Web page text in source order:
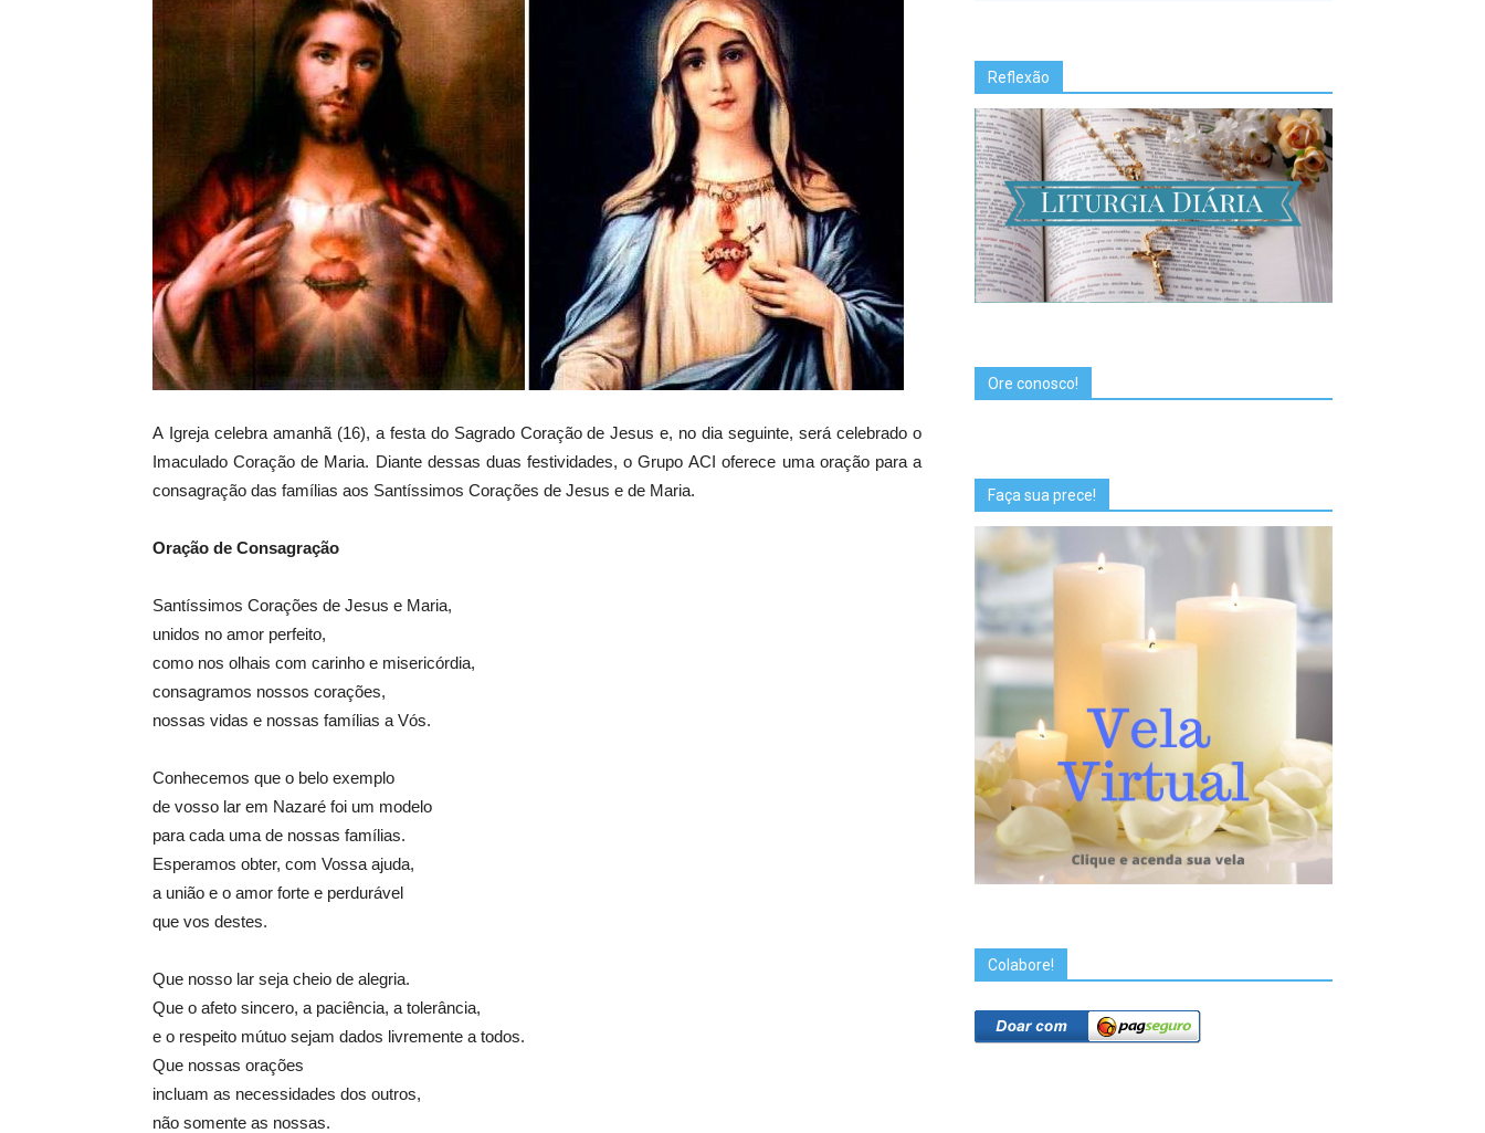
A Igreja celebra amanhã (16), a festa do Sagrado Coração de Jesus e, no dia seguinte, será celebrado o
Imaculado Coração de Maria. Diante dessas duas festividades, o Grupo ACI oferece uma oração para a
consagração das famílias aos Santíssimos Corações de Jesus e de Maria.
Oração de Consagração
Santíssimos Corações de Jesus e Maria,
unidos no amor perfeito,
como nos olhais com carinho e misericórdia,
consagramos nossos corações,
nossas vidas e nossas famílias a Vós.
Conhecemos que o belo exemplo
de vosso lar em Nazaré foi um modelo
para cada uma de nossas famílias.
Esperamos obter, com Vossa ajuda,
a união e o amor forte e perdurável
que vos destes.
Que nosso lar seja cheio de alegria.
Que o afeto sincero, a paciência, a tolerância,
e o respeito mútuo sejam dados livremente a todos.
Que nossas orações
incluam as necessidades dos outros,
não somente as nossas.
Reflexão
Ore conosco!
Faça sua prece!
Colabore!